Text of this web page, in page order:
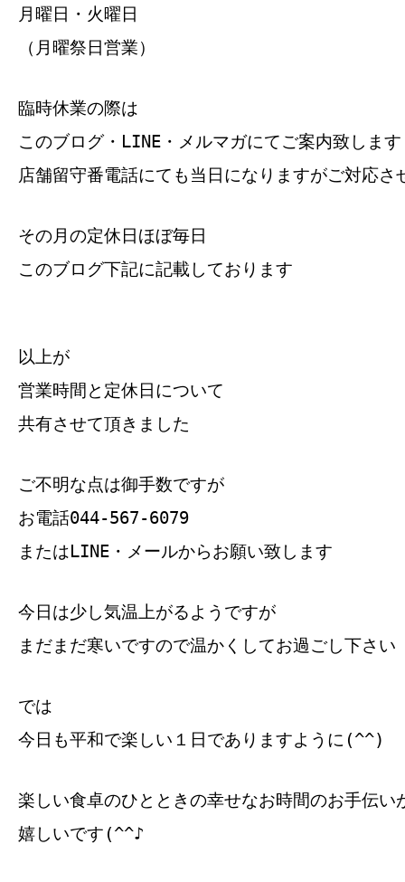
月曜日・火曜日
（月曜祭日営業）
臨時休業の際は
このブログ・LINE・メルマガにてご案内致します
店舗留守番電話にても当日になりますがご対応さ
その月の定休日ほぼ毎日
このブログ下記に記載しております
以上が
営業時間と定休日について
共有させて頂きました
ご不明な点は御手数ですが
お電話044-567-6079
またはLINE・メールからお願い致します
今日は少し気温上がるようですが
まだまだ寒いですので温かくしてお過ごし下さい
では
今日も平和で楽しい１日でありますように(^^)
楽しい食卓のひとときの幸せなお時間のお手伝い
嬉しいです(^^♪